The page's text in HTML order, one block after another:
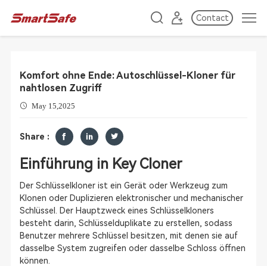
Contact
Komfort ohne Ende: Autoschlüssel-Kloner für
nahtlosen Zugriff
May 15,2025
Share :
Einführung in Key Cloner
Der Schlüsselkloner ist ein Gerät oder Werkzeug zum
Klonen oder Duplizieren elektronischer und mechanischer
Schlüssel. Der Hauptzweck eines Schlüsselkloners
besteht darin, Schlüsselduplikate zu erstellen, sodass
Benutzer mehrere Schlüssel besitzen, mit denen sie auf
dasselbe System zugreifen oder dasselbe Schloss öffnen
können.